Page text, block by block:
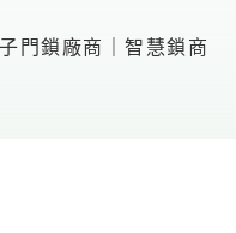
門鎖廠商 ｜智慧鎖商